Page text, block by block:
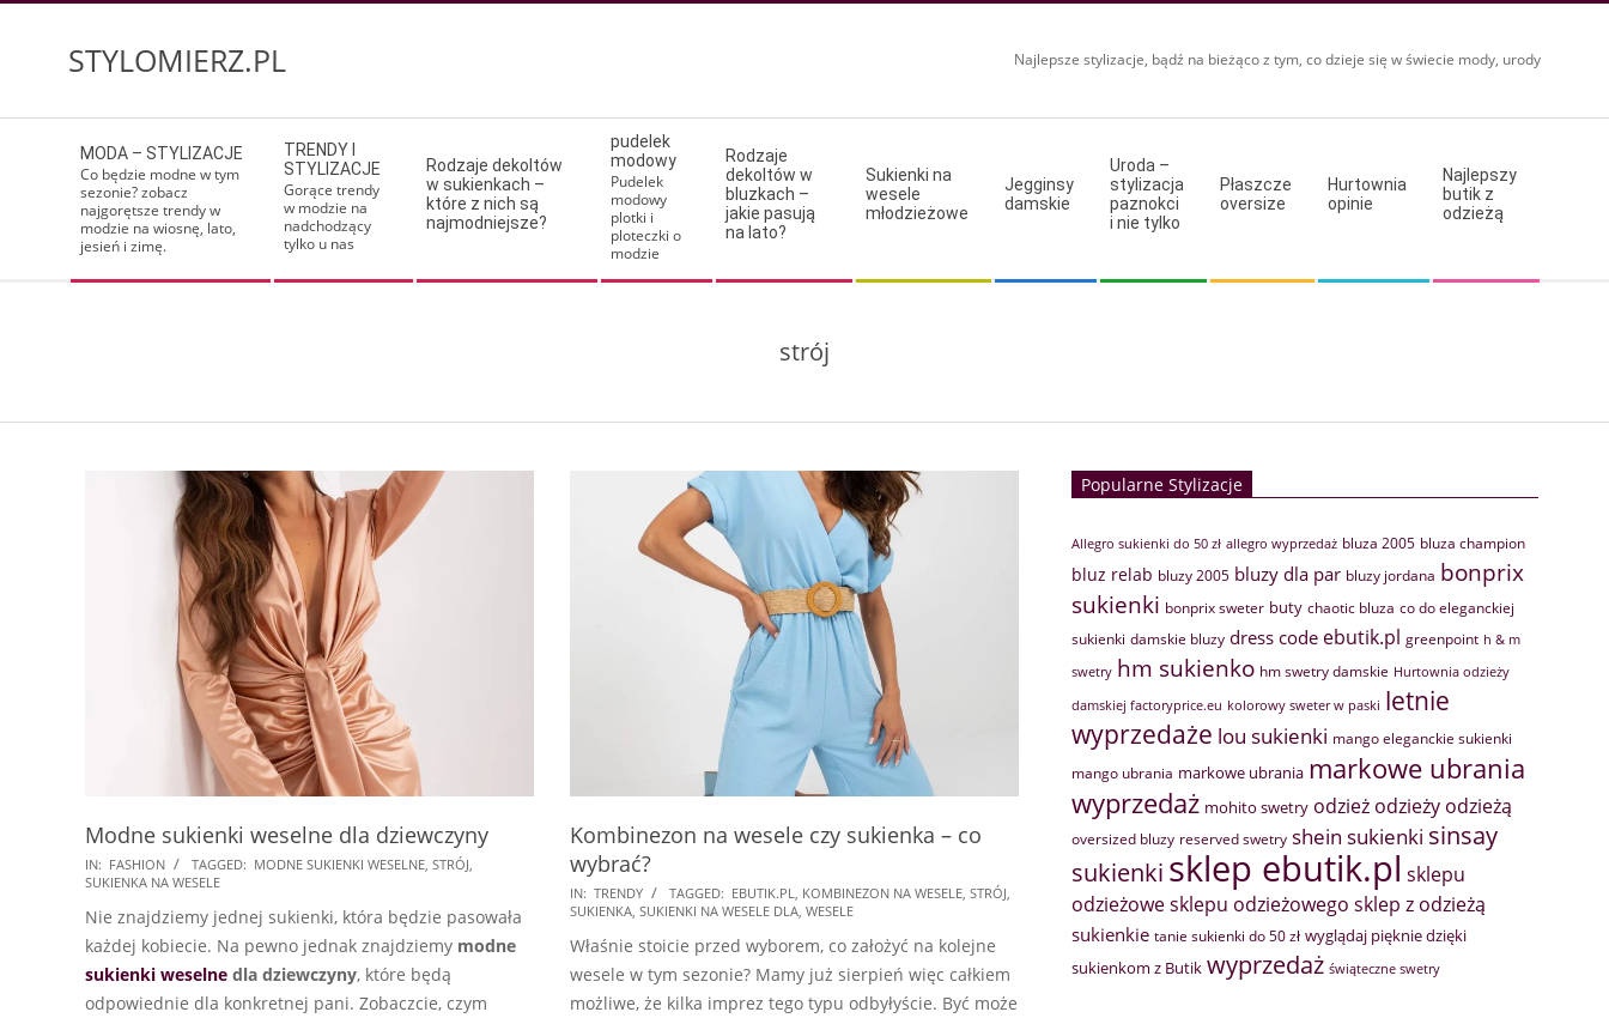
STYLOMIERZ.PL Najlepsze stylizacje, bądź na bieżąco z tym, co dzieje się w świecie mody, urody
Navigation
Menu
MODA – STYLIZACJE
Co będzie modne w tym
sezonie? zobacz
najgorętsze trendy w
modzie na wiosnę, lato,
jesień i zimę.
TRENDY I
STYLIZACJE
Gorące trendy
w modzie na
nadchodzący
tylko u nas
Rodzaje dekoltów
w sukienkach –
które z nich są
najmodniejsze?
pudelek
modowy
Pudelek
modowy
plotki i
ploteczki o
modzie
Rodzaje
dekoltów w
bluzkach –
jakie pasują
na lato?
Sukienki na
wesele
młodzieżowe
Jegginsy
damskie
Uroda –
stylizacja
paznokci
i nie tylko
Płaszcze
oversize
Hurtownia
opinie
Najlepszy
butik z
odzieżą
strój
Modne sukienki weselne dla dziewczyny
2025-
10-
18
IN: FASHION TAGGED: MODNE SUKIENKI WESELNE STRÓJ
SUKIENKA NA WESELE
Nie znajdziemy jednej sukienki, która będzie pasowała
każdej kobiecie. Na pewno jednak znajdziemy modne
sukienki weselne dla dziewczyny, które będą
odpowiednie dla konkretnej pani. Zobaczcie, czym
Kombinezon na wesele czy sukienka – co
wybrać?
2018-
08-
04
IN: TRENDY TAGGED: EBUTIK.PL KOMBINEZON NA WESELE STRÓJ
SUKIENKA SUKIENKI NA WESELE DLA WESELE
Właśnie stoicie przed wyborem, co założyć na kolejne
wesele w tym sezonie? Mamy już sierpień więc całkiem
możliwe, że kilka imprez tego typu odbyłyście. Być może
Popularne Stylizacje
Allegro sukienki do 50 zł allegro wyprzedaż bluza 2005 bluza champion
bluz relab bluzy 2005 bluzy dla par bluzy jordana bonprix
sukienki bonprix sweter buty chaotic bluza co do eleganckiej
sukienki damskie bluzy dress code ebutik.pl greenpoint h & m
swetry hm sukienko hm swetry damskie Hurtownia odzieży
damskiej factoryprice.eu kolorowy sweter w paski letnie
wyprzedaże lou sukienki mango eleganckie sukienki
mango ubrania markowe ubrania markowe ubrania
wyprzedaż mohito swetry odzież odzieży odzieżą
oversized bluzy reserved swetry shein sukienki sinsay
sukienki sklep ebutik.pl sklepu
odzieżowesklepu odzieżowego sklep z odzieżą
sukienkie tanie sukienki do 50 zł wyglądaj pięknie dzięki
sukienkom z Butik wyprzedaż świąteczne swetry